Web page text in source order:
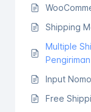
Shipping
Multiple
Input
Free